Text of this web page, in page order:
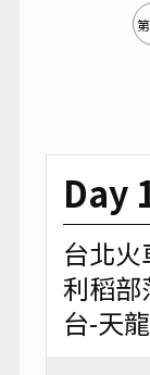
Day
台北
利稻部
台-天